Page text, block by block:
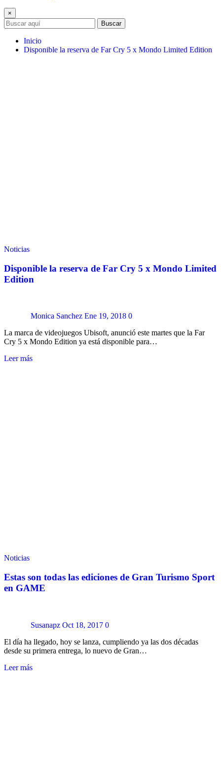
×
Buscar
Inicio
Disponible la reserva de Far Cry 5 x Mondo Limited Edition
Noticias
Disponible la reserva de Far Cry 5 x Mondo Limited
Edition
Monica Sanchez Ene 19, 2018 0
La marca de videojuegos Ubisoft, anunció este martes que la Far
Cry 5 x Mondo Edition ya está disponible para…
Leer más
Noticias
Estas son todas las ediciones de Gran Turismo Sport
en GAME
Susanapz Oct 18, 2017 0
El día ha llegado, hoy se lanza, cumpliendo ya las dos décadas
desde su primera entrega, lo nuevo de Gran…
Leer más